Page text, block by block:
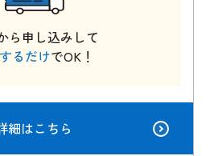
ら申し込みして
るだけでOK！
細はこちら